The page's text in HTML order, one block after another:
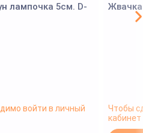
лампочка 5см. D-
войти в личный
Жвачка
Чтобы
кабинет